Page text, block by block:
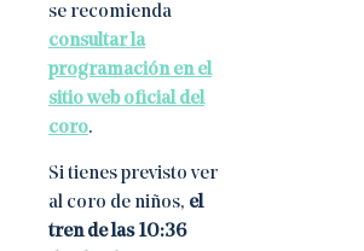
se recomienda
consultar la
programación en el
sitio web oficial del
coro.
Si tienes previsto ver
al coro de niños, el
tren de las 10:36